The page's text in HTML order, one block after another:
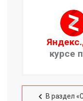
курсе
В раздел